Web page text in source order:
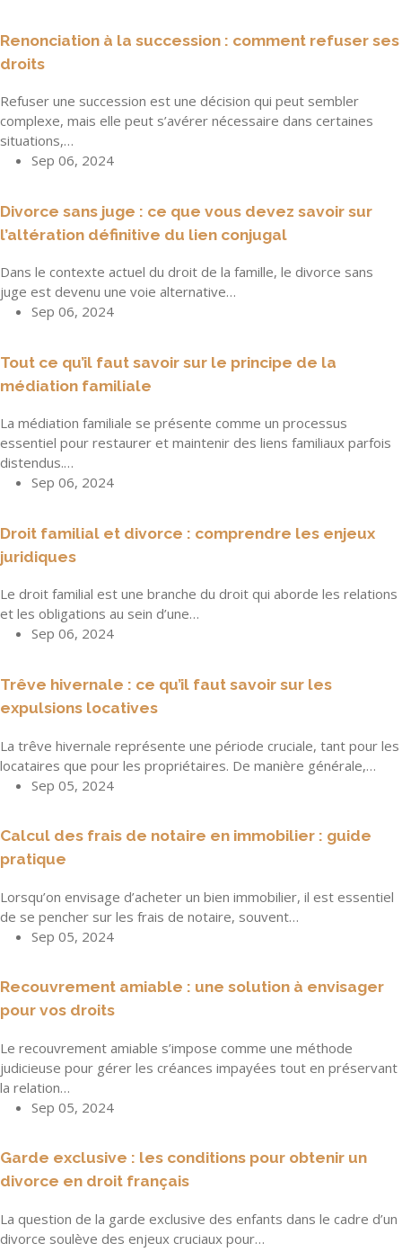
Renonciation à la succession : comment refuser ses
droits
Refuser une succession est une décision qui peut sembler
complexe, mais elle peut s’avérer nécessaire dans certaines
situations,…
Sep 06, 2024
Divorce sans juge : ce que vous devez savoir sur
l’altération définitive du lien conjugal
Dans le contexte actuel du droit de la famille, le divorce sans
juge est devenu une voie alternative…
Sep 06, 2024
Tout ce qu’il faut savoir sur le principe de la
médiation familiale
La médiation familiale se présente comme un processus
essentiel pour restaurer et maintenir des liens familiaux parfois
distendus.…
Sep 06, 2024
Droit familial et divorce : comprendre les enjeux
juridiques
Le droit familial est une branche du droit qui aborde les relations
et les obligations au sein d’une…
Sep 06, 2024
Trêve hivernale : ce qu’il faut savoir sur les
expulsions locatives
La trêve hivernale représente une période cruciale, tant pour les
locataires que pour les propriétaires. De manière générale,…
Sep 05, 2024
Calcul des frais de notaire en immobilier : guide
pratique
Lorsqu’on envisage d’acheter un bien immobilier, il est essentiel
de se pencher sur les frais de notaire, souvent…
Sep 05, 2024
Recouvrement amiable : une solution à envisager
pour vos droits
Le recouvrement amiable s’impose comme une méthode
judicieuse pour gérer les créances impayées tout en préservant
la relation…
Sep 05, 2024
Garde exclusive : les conditions pour obtenir un
divorce en droit français
La question de la garde exclusive des enfants dans le cadre d’un
divorce soulève des enjeux cruciaux pour…